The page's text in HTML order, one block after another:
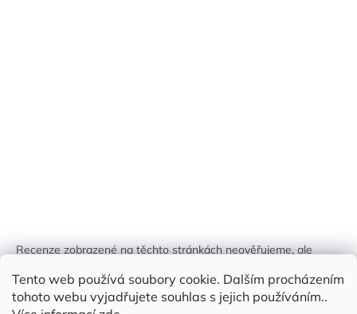
Tento web používá soubory cookie. Dalším procházením
tohoto webu vyjadřujete souhlas s jejich používáním..
Recenze zobrazené na těchto stránkách neověřujeme, ale
identifikován.